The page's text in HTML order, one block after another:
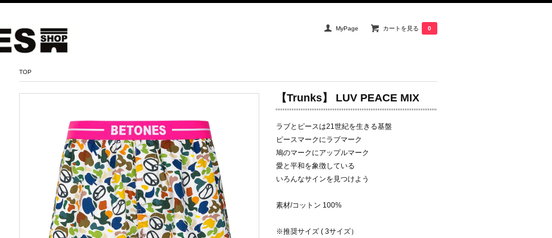
MyPage カートを見る 0
TOP
【Trunks】 LUV PEACE MIX
ラブとピースは21世紀を生きる基盤
ピースマークにラブマーク
鳩のマークにアップルマーク
愛と平和を象徴している
いろんなサインを見つけよう
素材/コットン 100%
※推奨サイズ ( 3サイズ）